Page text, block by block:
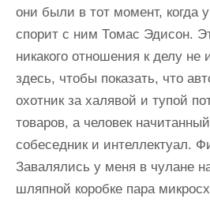
они были в тот момент, когда
спорит с ним Томас Эдисон.
никакого отношения к делу
здесь, чтобы показать, что
охотник за халявой и тупой
товаров, а человек
собеседник и интеллектуал.
Завалялись у меня в чулане
шляпной коробке пара